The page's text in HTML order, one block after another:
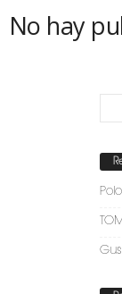
No hay